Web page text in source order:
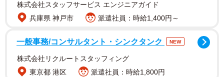
株式会社スタッフサービス エンジニアガイド
兵庫県 神戸市
派遣社員：時給1,400円～
一般事務/コンサルタント・シンクタンク NEW
株式会社リクルートスタッフィング
東京都 港区
派遣社員：時給1,800円